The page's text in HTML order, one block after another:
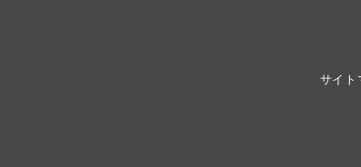
サイト